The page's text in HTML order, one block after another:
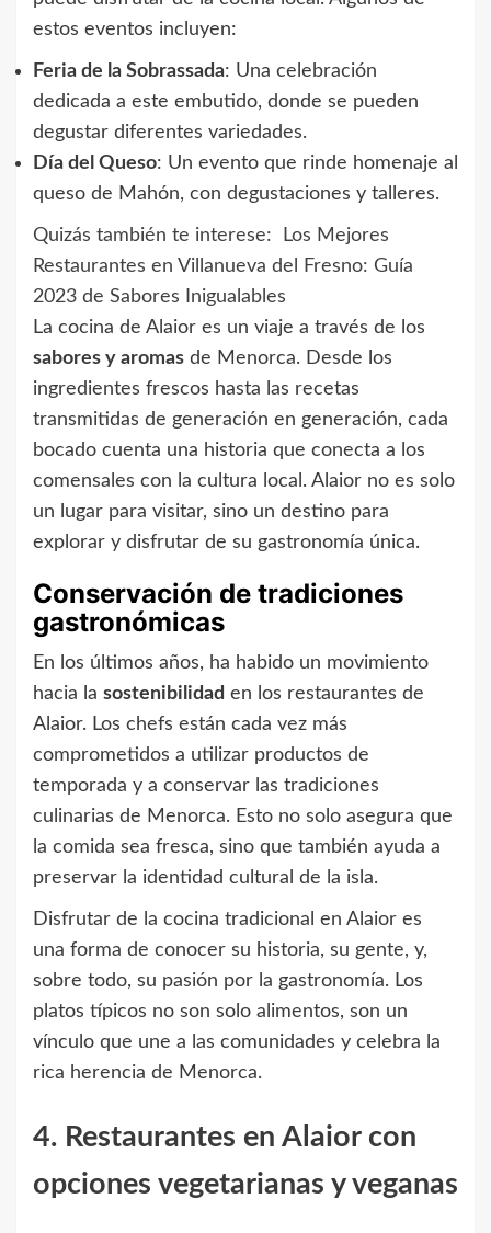
estos eventos incluyen:
Feria de la Sobrassada: Una celebración
dedicada a este embutido, donde se pueden
degustar diferentes variedades.
Día del Queso: Un evento que rinde homenaje al
queso de Mahón, con degustaciones y talleres.
Quizás también te interese:
Los Mejores
Restaurantes en Villanueva del Fresno: Guía
2023 de Sabores Inigualables
La cocina de Alaior es un viaje a través de los
sabores y aromas de Menorca. Desde los
ingredientes frescos hasta las recetas
transmitidas de generación en generación, cada
bocado cuenta una historia que conecta a los
comensales con la cultura local. Alaior no es solo
un lugar para visitar, sino un destino para
explorar y disfrutar de su gastronomía única.
Conservación de tradiciones
gastronómicas
En los últimos años, ha habido un movimiento
hacia la sostenibilidad en los restaurantes de
Alaior. Los chefs están cada vez más
comprometidos a utilizar productos de
temporada y a conservar las tradiciones
culinarias de Menorca. Esto no solo asegura que
la comida sea fresca, sino que también ayuda a
preservar la identidad cultural de la isla.
Disfrutar de la cocina tradicional en Alaior es
una forma de conocer su historia, su gente, y,
sobre todo, su pasión por la gastronomía. Los
platos típicos no son solo alimentos, son un
vínculo que une a las comunidades y celebra la
rica herencia de Menorca.
4. Restaurantes en Alaior con
opciones vegetarianas y veganas